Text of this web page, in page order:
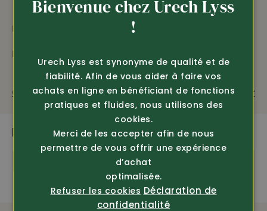
étanchesur toute la longueur avec lanière de
maintien et bouton-pression • semelle tout-terrain
avec tige renforcée pour un maintien et un
amortissement optimaux • botte de chasse Le
Chameau Chasseur BCB1178 • hauteur de tige env. 40
cm • en caoutchouc 100% naturel avec doublure en
cuir pleine fleur.
Cette botte de chasse est également disponible en
tour de mollet de 39, 48, 50 et 52 cm dans un délai
d'environ 3 à 4 semaines et peut être commandée en
tant que commande spéciale, mais sans droit de
Contactez notre service clientèle à ce sujet.
PLUS D'INFORMATIONS
Données
Questions sur le produit Recommander
PLUS DE PRODUITS PASSIONNANTS
GERMAN
Bienvenue chez Urech Lyss
!
Urech Lyss est synonyme de qualité et de
fiabilité. Afin de vous aider à faire vos
achats en ligne en bénéficiant de fonctions
pratiques et fluides, nous utilisons des
cookies.
Merci de les accepter afin de nous
permettre de vous offrir une expérience
d’achat
optimalisée.
Refuser les cookies Déclaration de
confidentialité